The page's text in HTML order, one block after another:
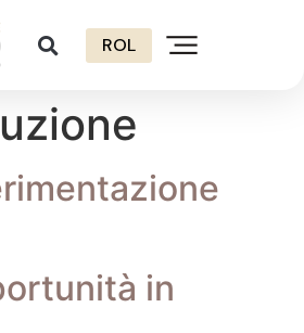
ROL
in